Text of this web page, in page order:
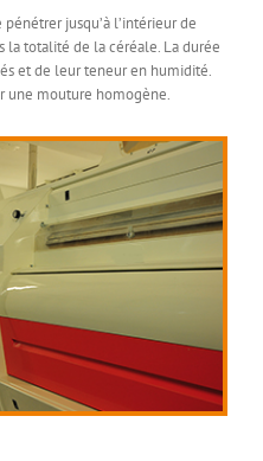
jusqu’à l’intérieur de
la totalité de la céréale. La durée
et de leur teneur en humidité.
une mouture homogène.